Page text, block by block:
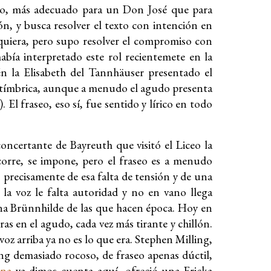
más adecuado para un Don José que para
y busca resolver el texto con intención en
pero supo resolver el compromiso con
interpretado este rol recientemete en la
la Elisabeth del Tannhäuser presentado el
aunque a menudo el agudo presenta
El fraseo, eso sí, fue sentido y lírico en todo
de Bayreuth que visitó el Liceo la
se impone, pero el fraseo es a menudo
de esa falta de tensión y de una
voz le falta autoridad y no en vano llega
Brünnhilde de las que hacen época. Hoy en
en el agudo, cada vez más tirante y chillón.
arriba ya no es lo que era. Stephen Milling,
rocoso, de fraseo apenas dúctil,